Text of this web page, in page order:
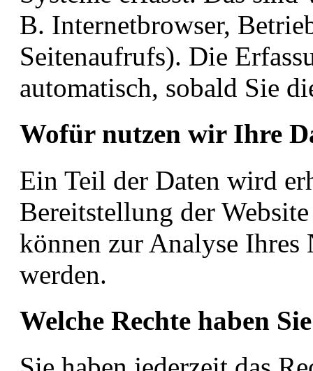
B. Internetbrowser,
Seitenaufrufs). Die
automatisch, sobald Sie
Wofür nutzen wir Ihre
Ein Teil der Daten wird
Bereitstellung der
können zur Analyse Ihres
werden.
Welche Rechte haben